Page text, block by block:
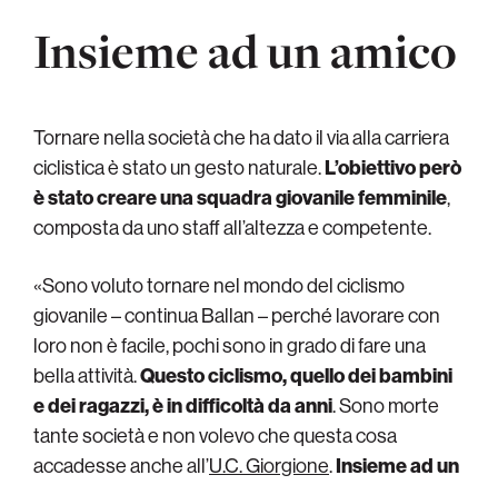
Insieme ad un amico
Tornare nella società che ha dato il via alla carriera
ciclistica è stato un gesto naturale.L’obiettivo però
è stato creare una squadra giovanile femminile,
composta da uno staff all’altezza e competente.
«Sono voluto tornare nel mondo del ciclismo
giovanile – continua Ballan – perché lavorare con
loro non è facile, pochi sono in grado di fare una
bella attività.Questo ciclismo, quello dei bambini
e dei ragazzi, è in difficoltà da anni. Sono morte
tante società e non volevo che questa cosa
accadesse anche all’U.C. Giorgione.Insieme ad un